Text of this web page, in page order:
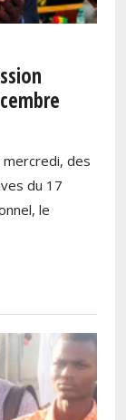
mercredi, des
du 17
le